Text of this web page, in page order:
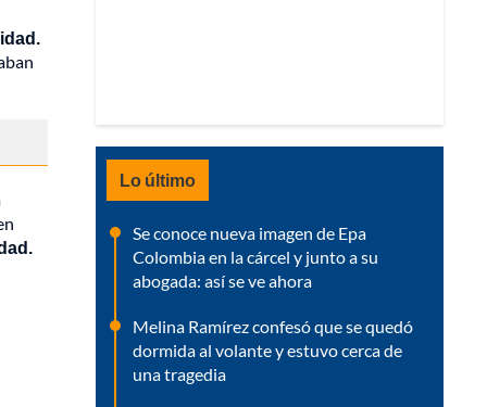
Lo último
Se conoce nueva imagen de Epa
Colombia en la cárcel y junto a su
abogada: así se ve ahora
Melina Ramírez confesó que se quedó
dormida al volante y estuvo cerca de
una tragedia